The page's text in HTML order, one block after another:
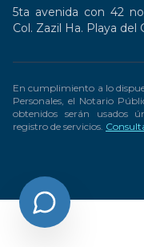
5ta avenida con 42
Col. Zazil Ha. Playa
En cumplimiento a lo
Personales, el Notario
obtenidos serán usados
registro de servicios.